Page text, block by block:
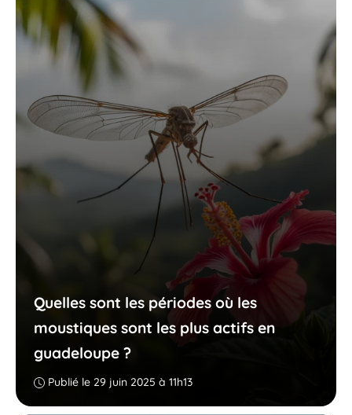
Quelles sont les périodes où les
moustiques sont les plus actifs en
guadeloupe ?
Publié le 29 juin 2025 à 11h13